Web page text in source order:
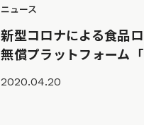
ニュース
新型コロナによる食品
無償プラットフォーム
2020.04.20